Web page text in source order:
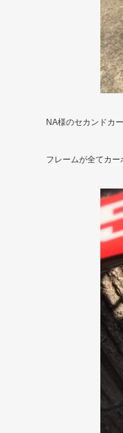
NA様のセカンドカ
フレームが全てカー